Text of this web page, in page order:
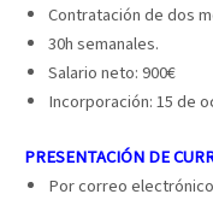
Contratación de dos
30h semanales.
Salario neto: 900€
Incorporación: 15 de
PRESENTACIÓN DE
Por correo